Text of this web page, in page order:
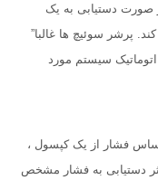
دستیابی به یک
پرشر سوئیچ ها غالبا”
سیستم مورد
فشار از یک کپسول ،
اثر دستیابی به فشار مشخص